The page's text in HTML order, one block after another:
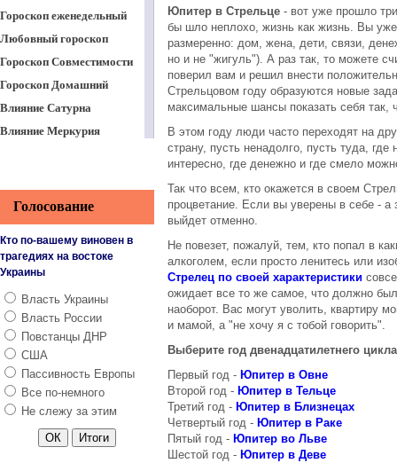
Юпитер в Стрельце - вот уже прошло
бы шло неплохо, жизнь как жизнь. Вы
размеренно: дом, жена, дети, связи,
но и не "жигуль"). А раз так, то можете
поверил вам и решил внести
Стрельцовом году образуются новые
максимальные шансы показать себя так,
В этом году люди часто переходят на
страну, пусть ненадолго, пусть туда,
интересно, где денежно и где смело
Так что всем, кто окажется в своем
процветание. Если вы уверены в себе - а
выйдет отменно.
Не повезет, пожалуй, тем, кто попал в
алкоголем, если просто ленитесь или
Стрелец по своей характеристики
ожидает все то же самое, что должно
наоборот. Вас могут уволить, квартиру
и мамой, а "не хочу я с тобой говорить".
Выберите год двенадцатилетнего
Первый год - Юпитер в Овне
Второй год - Юпитер в Тельце
Третий год - Юпитер в Близнецах
Четвертый год - Юпитер в Раке
Пятый год - Юпитер во Льве
Шестой год - Юпитер в Деве
Гороскоп еженедельный
Любовный гороскоп
Гороскоп Совместимости
Гороскоп Домашний
Влияние Сатурна
Влияние Меркурия
Юпитер в Тельце
Юпитер в Раке
Юпитер во Льве
Юпитер в Деве
Юпитер в Весах
Юпитер в
Скорпионе
Юпитер в
Юпитер в Козероге
Юпитер в Водолее
Голосование
Кто по-вашему виновен в
трагедиях на востоке
Украины
Власть Украины
Власть России
Повстанцы ДНР
США
Пассивность Европы
Все по-немного
Не слежу за этим